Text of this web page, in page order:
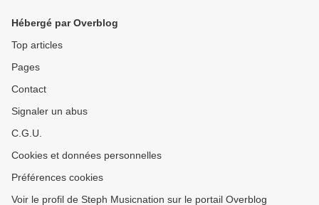
Hébergé par Overblog
Top articles
Pages
Contact
Signaler un abus
C.G.U.
Cookies et données personnelles
Préférences cookies
Voir le profil de Steph Musicnation sur le portail Overblog